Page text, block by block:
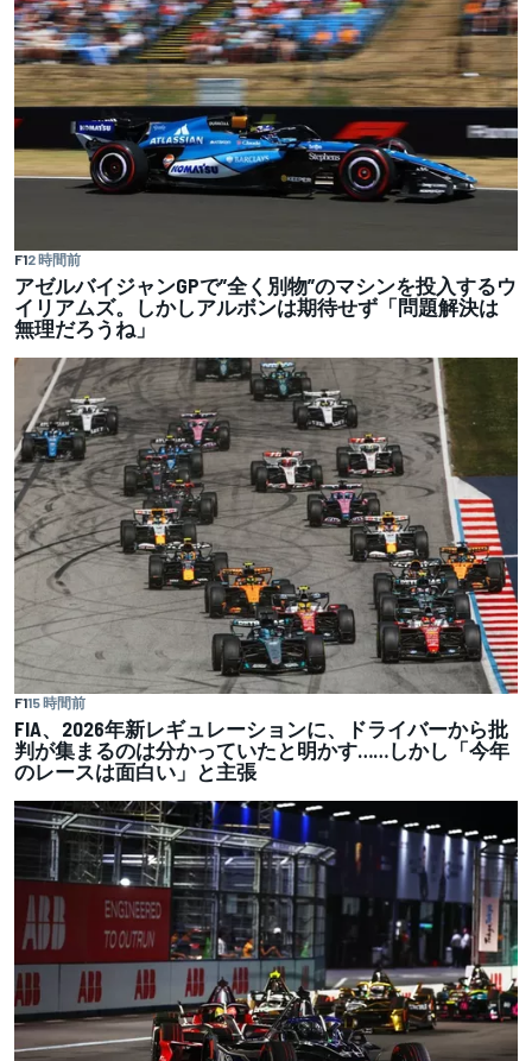
F12 時間前
アゼルバイジャンGPで”全く別物”のマシンを投入するウ
イリアムズ。しかしアルボンは期待せず「問題解決は
無理だろうね」
F115 時間前
FIA、2026年新レギュレーションに、ドライバーから批
判が集まるのは分かっていたと明かす……しかし「今年
のレースは面白い」と主張